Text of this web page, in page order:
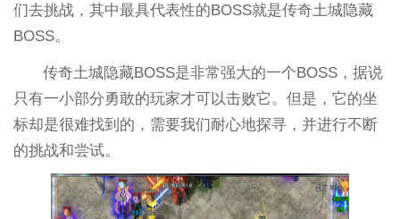
们去挑战，其中最具代表性的BOSS就是传奇土城隐藏
BOSS。
传奇土城隐藏BOSS是非常强大的一个BOSS，据说
只有一小部分勇敢的玩家才可以击败它。但是，它的坐
标却是很难找到的，需要我们耐心地探寻，并进行不断
的挑战和尝试。